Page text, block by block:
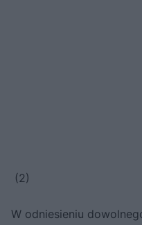
(2)
W odniesieniu